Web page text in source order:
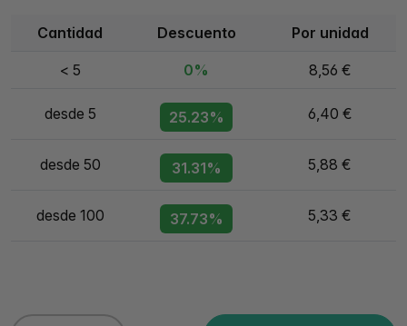
Cantidad Descuento Por unidad
< 5 0% 8,56 €
desde 5 25.23% 6,40 €
desde 50 31.31% 5,88 €
desde 100 37.73% 5,33 €